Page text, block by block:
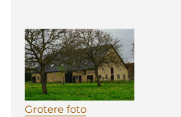
Grotere foto